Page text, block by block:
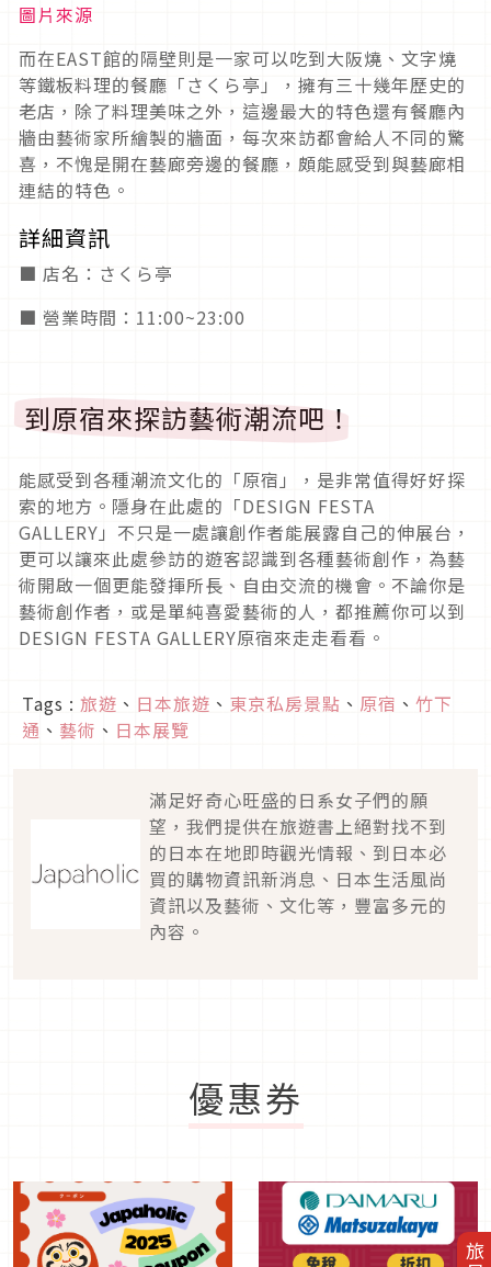
圖片來源
而在EAST館的隔壁則是一家可以吃到大阪燒、文字燒
等鐵板料理的餐廳「さくら亭」，擁有三十幾年歷史的
老店，除了料理美味之外，這邊最大的特色還有餐廳內
牆由藝術家所繪製的牆面，每次來訪都會給人不同的驚
喜，不愧是開在藝廊旁邊的餐廳，頗能感受到與藝廊相
連結的特色。
詳細資訊
■ 店名：さくら亭
■ 營業時間：11:00~23:00
到原宿來探訪藝術潮流吧！
能感受到各種潮流文化的「原宿」，是非常值得好好探
索的地方。隱身在此處的「DESIGN FESTA
GALLERY」不只是一處讓創作者能展露自己的伸展台，
更可以讓來此處參訪的遊客認識到各種藝術創作，為藝
術開啟一個更能發揮所長、自由交流的機會。不論你是
藝術創作者，或是單純喜愛藝術的人，都推薦你可以到
DESIGN FESTA GALLERY原宿來走走看看。
Tags : 旅遊 、 日本旅遊 、 東京私房景點 、 原宿 、 竹下
通 、 藝術 、 日本展覽
滿足好奇心旺盛的日系女子們的願
望，我們提供在旅遊書上絕對找不到
的日本在地即時觀光情報、到日本必
買的購物資訊新消息、日本生活風尚
資訊以及藝術、文化等，豐富多元的
內容。
優惠券